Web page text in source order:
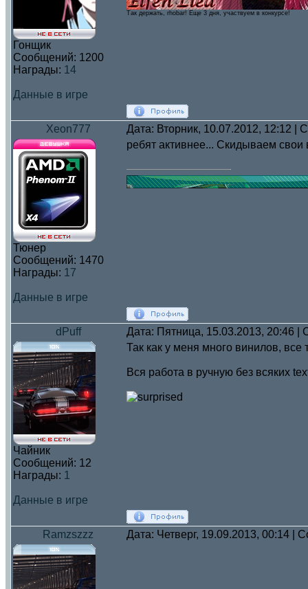
Гонщик
Сообщений: 1200
Награды: 14
Данные в игре
Так держать, rhobar! Eще 3 дня, участвуем в конкурсе!
Xeon777 Дата: Вторник, 10.07.2012, 12:12 |
Тюнер
Сообщений: 1470
Награды: 17
Данные в игре
ребят активнее... Скидываем свои
dPuff Дата: Пятница, 15.03.2013, 20:46
Чайник
Сообщений: 12
Награды: 1
Данные в игре
Так как у меня много винилов, все
Вся работа в ручную без всяких
Ramzszzz Дата: Четверг, 19.09.2013, 00:14 |